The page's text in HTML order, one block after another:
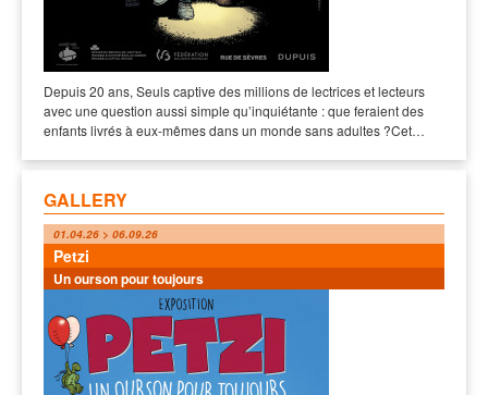
Depuis 20 ans, Seuls captive des millions de lectrices et lecteurs
avec une question aussi simple qu’inquiétante : que feraient des
enfants livrés à eux-mêmes dans un monde sans adultes ?Cet…
GALLERY
01.04.26 > 06.09.26
Petzi
Un ourson pour toujours